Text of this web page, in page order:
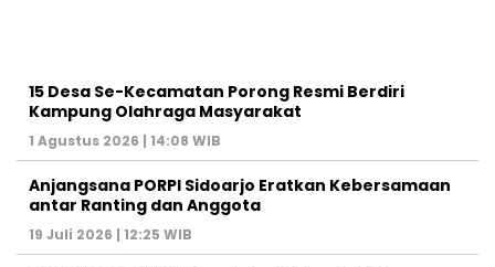
15 Desa Se-Kecamatan Porong Resmi Berdiri
Kampung Olahraga Masyarakat
1 Agustus 2026 | 14:08 WIB
Anjangsana PORPI Sidoarjo Eratkan Kebersamaan
antar Ranting dan Anggota
19 Juli 2026 | 12:25 WIB